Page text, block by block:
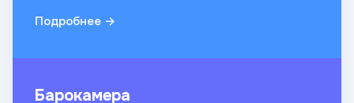
Подробнее →
Барокамера